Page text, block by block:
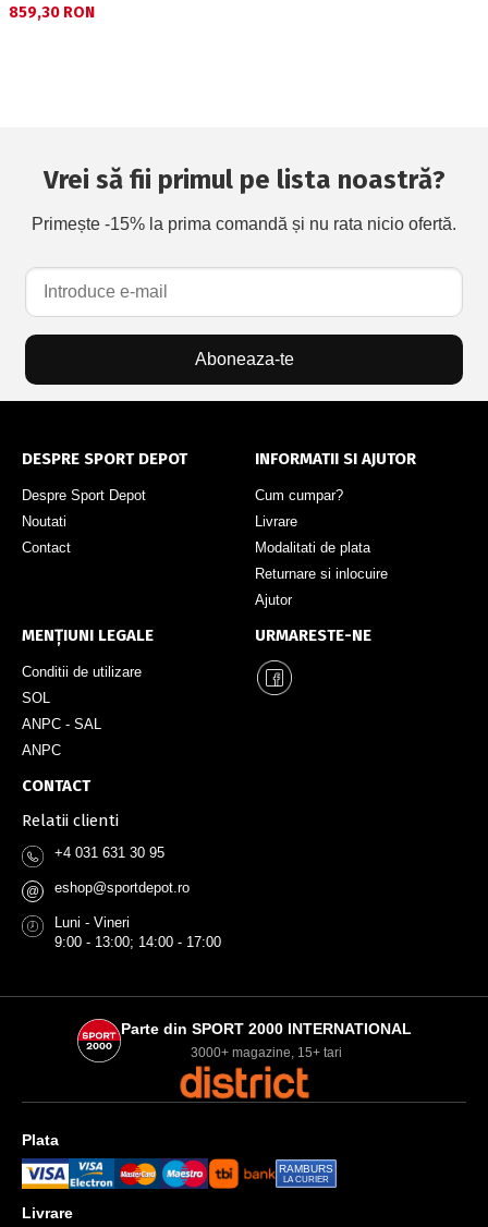
Текуща цена:
859,30 RON
Vrei să fii primul pe lista noastră?
Primește -15% la prima comandă și nu rata nicio ofertă.
Aboneaza-te
DESPRE SPORT DEPOT
Despre Sport Depot
Noutati
Contact
INFORMATII SI AJUTOR
Cum cumpar?
Livrare
Modalitati de plata
Returnare si inlocuire
Ajutor
MENȚIUNI LEGALE
Conditii de utilizare
SOL
ANPC - SAL
ANPC
URMARESTE-NE
CONTACT
Relatii clienti
+4 031 631 30 95
@ eshop@sportdepot.ro
Luni - Vineri
9:00 - 13:00; 14:00 - 17:00
Parte din SPORT 2000 INTERNATIONAL
3000+ magazine, 15+ tari
Plata
RAMBURS
LA CURIER
Livrare